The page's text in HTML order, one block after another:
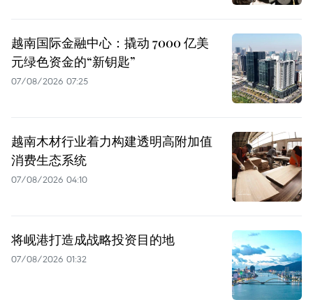
越南国际金融中心：撬动 7000 亿美
元绿色资金的“新钥匙”
07/08/2026 07:25
越南木材行业着力构建透明高附加值
消费生态系统
07/08/2026 04:10
将岘港打造成战略投资目的地
07/08/2026 01:32